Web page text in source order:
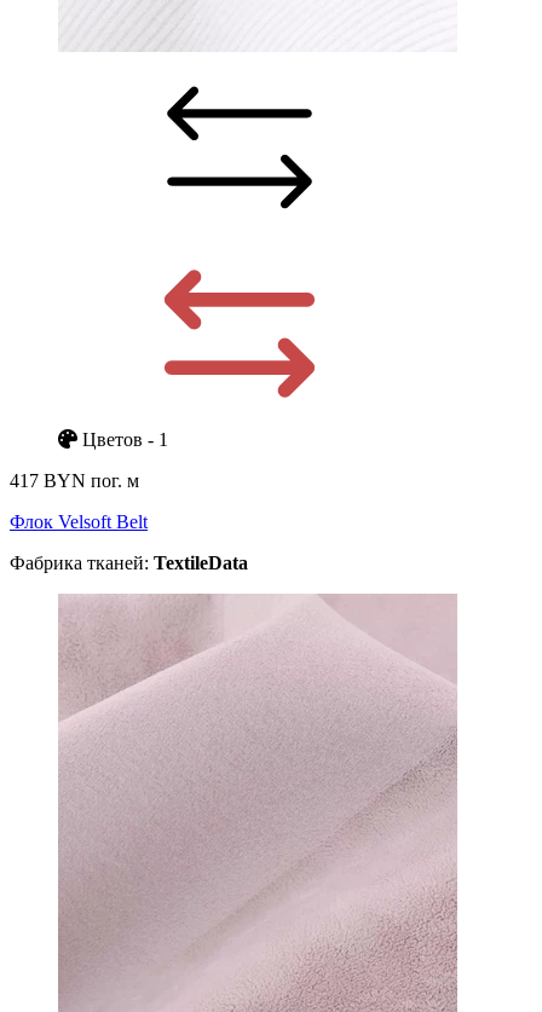
Цветов - 1
417 BYN пог. м
Флок Velsoft Belt
Фабрика тканей: TextileData